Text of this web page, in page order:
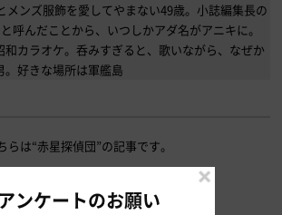
メンズ服飾を愛してやまない49歳。小誌編集長の
呼んだことから、いつしかアダ名がアニキに。
和カラオケ。呑みすぎると、歌いながら、なぜか
好きな場所は軍艦島
らは“赤星探偵団”の記事です。
この記事を読む
アンケートのお願い